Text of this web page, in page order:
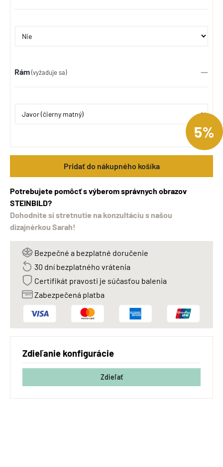
Rám(vyžaduje sa)
Pridať do nákupného košíka
Potrebujete pomôcť s výberom správnych obrazov
STEINBILD?
Dohodnite si stretnutie na konzultáciu s našou
dizajnérkou Sarah!
Bezpečné a bezplatné doručenie
30 dní bezplatného vrátenia
Certifikát pravosti je súčasťou balenia
Zabezpečená platba
Zdieľanie konfigurácie
Zdieľať
5%